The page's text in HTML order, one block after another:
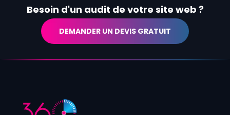
Besoin d'un audit de votre site web ?
DEMANDER UN DEVIS GRATUIT